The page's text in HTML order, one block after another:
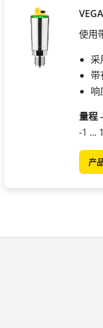
使用
采
带
响
量程
-1 ...
产